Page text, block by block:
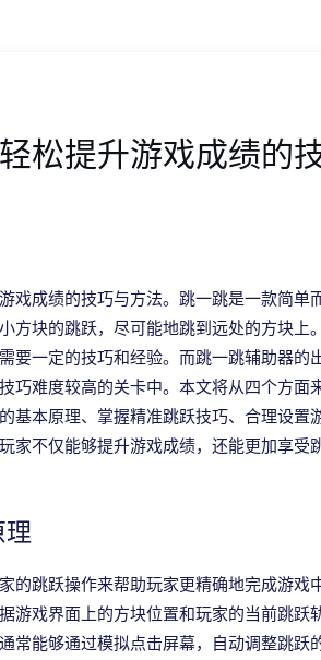
松提升游戏成绩的
戏成绩的技巧与方法。跳一跳是一款简单
方块的跳跃，尽可能地跳到远处的方块上
要一定的技巧和经验。而跳一跳辅助器的
巧难度较高的关卡中。本文将从四个方面
基本原理、掌握精准跳跃技巧、合理设置
家不仅能够提升游戏成绩，还能更加享受
理
的跳跃操作来帮助玩家更精确地完成游戏
游戏界面上的方块位置和玩家的当前跳跃
能够通过模拟点击屏幕，自动调整跳跃